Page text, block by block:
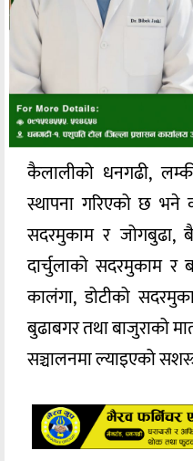
कैलालीको धनगढी,
स्थापना गरिएको छ भने
सदरमुकाम र जोगबुढा,
दार्चुलाको सदरमुकाम
कालंगा, डोटीको
बुढाबगर तथा बाजुराको
सञ्चालनमा ल्याइएको